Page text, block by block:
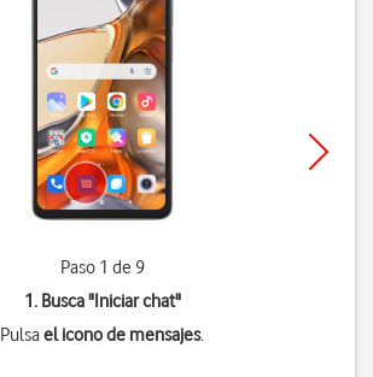
Paso 1 de 9
1. Busca "Iniciar chat"
Pulsael icono de mensajes.